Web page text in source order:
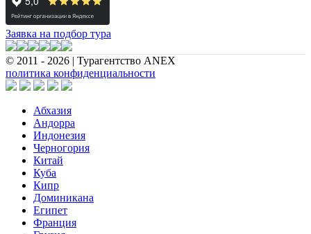
Заявка на подбор тура
© 2011 - 2026 | Турагентство ANEX
политика конфиденциальности
Абхазия
Андорра
Индонезия
Черногория
Китай
Куба
Кипр
Доминикана
Египет
Франция